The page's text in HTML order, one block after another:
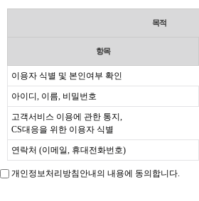
목적
항목
이용자 식별 및 본인여부 확인
아이디, 이름, 비밀번호
고객서비스 이용에 관한 통지,
CS대응을 위한 이용자 식별
연락처 (이메일, 휴대전화번호)
개인정보처리방침안내의 내용에 동의합니다.